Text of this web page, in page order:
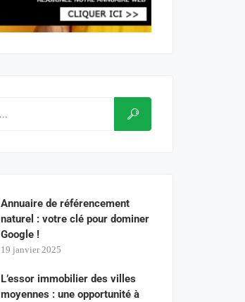
Annuaire de référencement
naturel : votre clé pour dominer
Google !
19 janvier 2025
L’essor immobilier des villes
moyennes : une opportunité à